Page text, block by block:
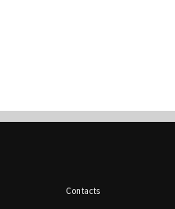
Contacts